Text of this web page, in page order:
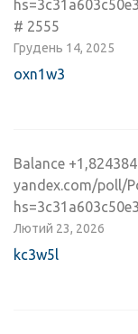
# 2555
Грудень 14, 2025
oxn1w3
Balance
yandex.com/poll/
Лютий 23, 2026
kc3w5l